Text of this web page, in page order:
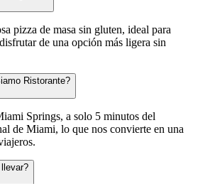
pizza de masa sin gluten, ideal para
de una opción más ligera sin
Ristorante?
Springs, a solo 5 minutos del
de Miami, lo que nos convierte en una